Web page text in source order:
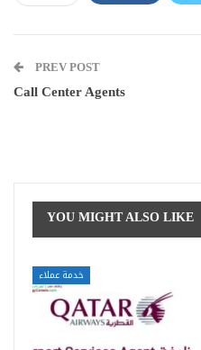
PREV POST
Call Center Agents
YOU MIGHT ALSO LIKE
خدمة عملاء